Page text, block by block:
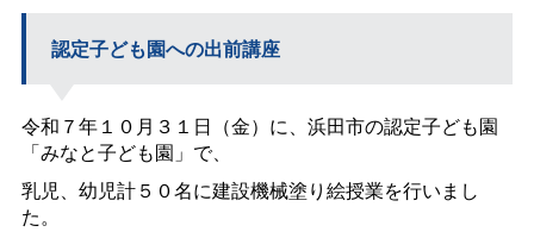
認定子ども園への出前講座
令和７年１０月３１日（金）に、浜田市の認定子ども園
「みなと子ども園」で、
乳児、幼児計５０名に建設機械塗り絵授業を行いまし
た。